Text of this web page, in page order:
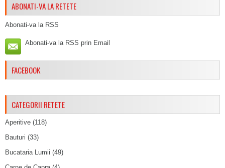
ABONATI-VA LA RETETE
Abonati-va la RSS
Abonati-va la RSS prin Email
FACEBOOK
CATEGORII RETETE
Aperitive (118)
Bauturi (33)
Bucataria Lumii (49)